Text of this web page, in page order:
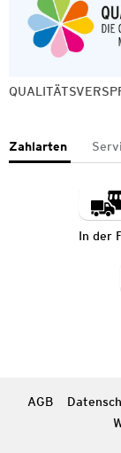
Zahlarten
In der
AGB